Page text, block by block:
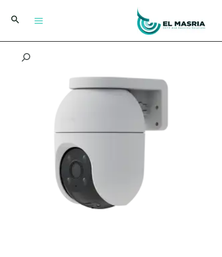
المحتوى
البحث